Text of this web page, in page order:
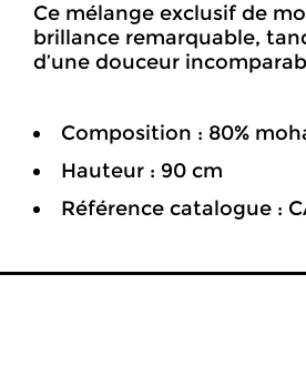
Ce mélange exclusif de
brillance remarquable,
d’une douceur
Composition : 80%
Hauteur : 90 cm
Référence catalogue :